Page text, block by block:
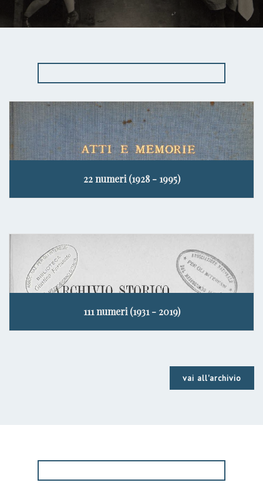
22 numeri (1928 - 1995)
111 numeri (1931 - 2019)
vai all'archivio